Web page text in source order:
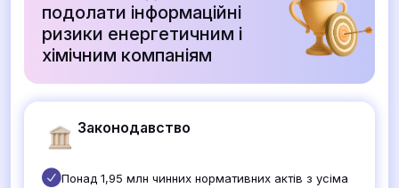
подолати інформаційні
ризики енергетичним і
хімічним компаніям
Законодавство
Понад 1,95 млн чинних нормативних актів з усіма